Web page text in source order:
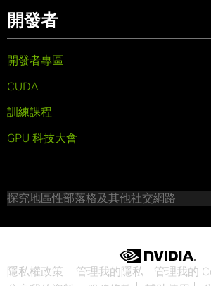
開發者
開發者專區
CUDA
訓練課程
GPU 科技大會
探究地區性部落格及其他社交網路
隱私權政策 管理我的隱私 管理我的